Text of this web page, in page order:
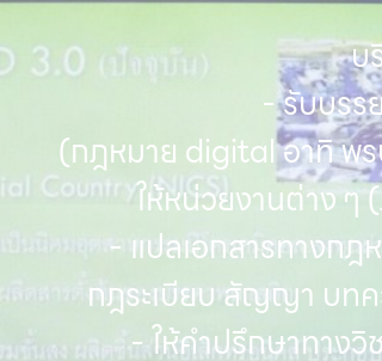
บ
- รับบรร
(กฎหมาย digital อาทิ พ
ให้หน่วยงานต่าง ๆ
- แปลเอกสารทางก
กฎระเบียบ สัญญา บท
- ให้คำปรึกษาทางวิ